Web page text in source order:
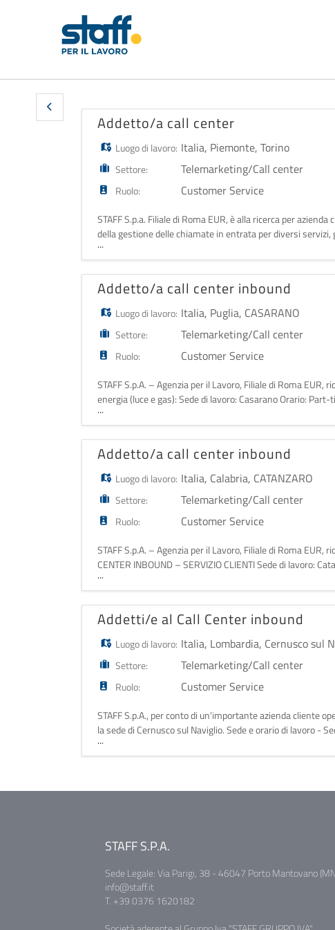
Addetto/a call center
Luogo di lavoro: Italia, Piemonte,Torino
Settore: Telemarketing/Call center
Ruolo: Customer Service
STAFF S.p.a. Filiale di Roma EUR, è alla ricerca per
della gestione delle chiamate in entrata per diversi
Gestione delle c
...
Addetto/a call center inbound
Luogo di lavoro: Italia, Puglia, CASARANO
Settore: Telemarketing/Call center
Ruolo: Customer Service
STAFF S.p.A. – Agenzia per il Lavoro, Filiale di Roma
energia (luce e gas): Sede di lavoro: Casarano Orario:
lavoro: In presenza La po
...
Addetto/a call center inbound
Luogo di lavoro: Italia, Calabria, CATANZARO
Settore: Telemarketing/Call center
Ruolo: Customer Service
STAFF S.p.A. – Agenzia per il Lavoro, Filiale di Roma
CENTER INBOUND – SERVIZIO CLIENTI Sede di lavoro:
fascia oraria 08:00 – 22:00 Modalità di
...
Addetti/e al Call Center inbound
Luogo di lavoro: Italia, Lombardia, Cernusco sul
Settore: Telemarketing/Call center
Ruolo: Customer Service
STAFF S.p.A., per conto di un'importante azienda cliente
la sede di Cernusco sul Naviglio. Sede e orario di lavoro -
nella fascia oraria 08:
...
STAFF S.P.A.
Sede Legale: Via Parigi, 38 - 46047 Porto Mantovano
info@staff.it
T. +39 0376 1620182